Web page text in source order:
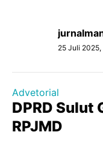
25 Juli 2025,
Advetorial
DPRD Sulut
RPJMD